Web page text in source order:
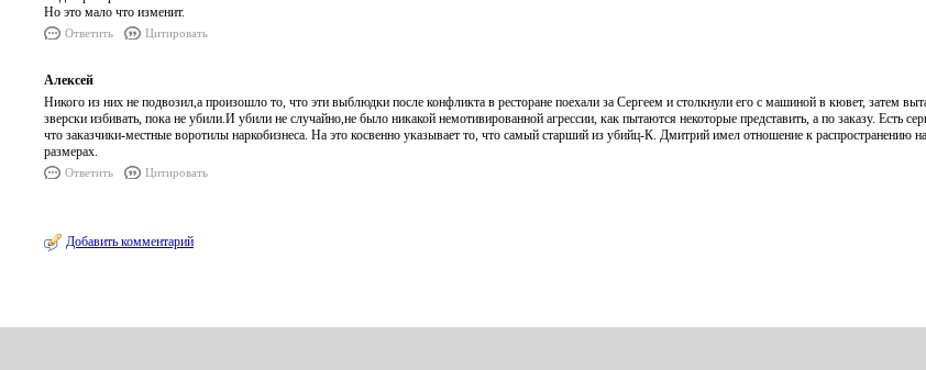
Но это мало что изменит.
Ответить Цитировать
Алексей
Никого из них не подвозил,а произошло то, что эти выблюдки после конфликта в ресторане поехали за Сергеем и столкнули его с машиной в кювет, затем
зверски избивать, пока не убили.И убили не случайно,не было никакой немотивированной агрессии, как пытаются некоторые представить, а по заказу. Есть
что заказчики-местные воротилы наркобизнеса. На это косвенно указывает то, что самый старший из убийц-К. Дмитрий имел отношение к распространению
размерах.
Ответить Цитировать
Добавить комментарий